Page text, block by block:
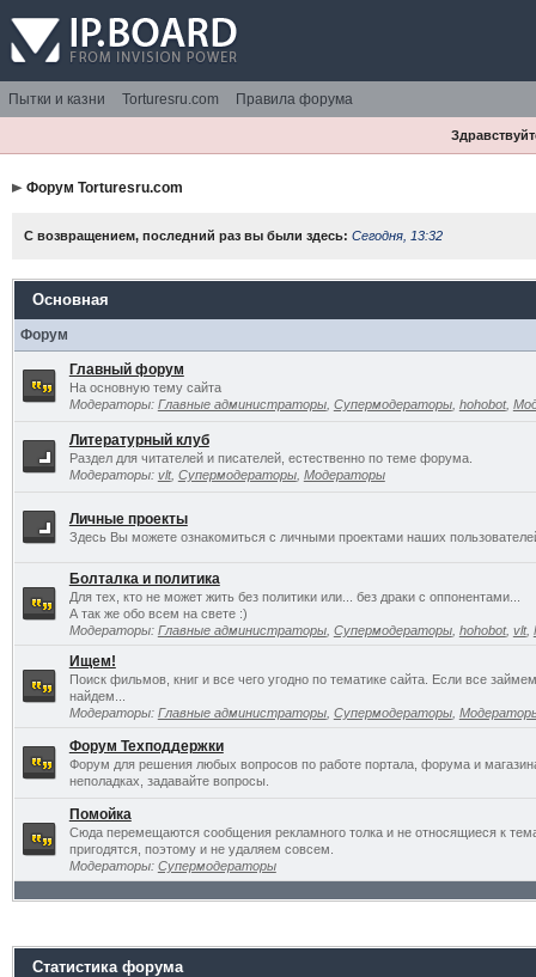
Пытки и казни Torturesru.com Правила форума
Форум Torturesru.com
С возвращением, последний раз вы были здесь: Сегодня, 13:32
Основная
Форум
Главный форум
На основную тему сайта
Модераторы: Главные администраторы, Супермодераторы, hohobot,
Литературный клуб
Раздел для читателей и писателей, естественно по теме форума.
Модераторы: vlt, Супермодераторы, Модераторы
Личные проекты
Здесь Вы можете ознакомиться с личными проектами наших
Болталка и политика
Для тех, кто не может жить без политики или... без драки с оппонентами...
А так же обо всем на свете :)
Модераторы: Главные администраторы, Супермодераторы, hohobot, vlt,
Ищем!
Поиск фильмов, книг и все чего угодно по тематике сайта. Если все
найдем...
Модераторы: Главные администраторы, Супермодераторы,
Форум Техподдержки
Форум для решения любых вопросов по работе портала, форума и
неполадках, задавайте вопросы.
Помойка
Сюда перемещаются сообщения рекламного толка и не относящиеся к
пригодятся, поэтому и не удаляем совсем.
Модераторы: Супермодераторы
Статистика форума